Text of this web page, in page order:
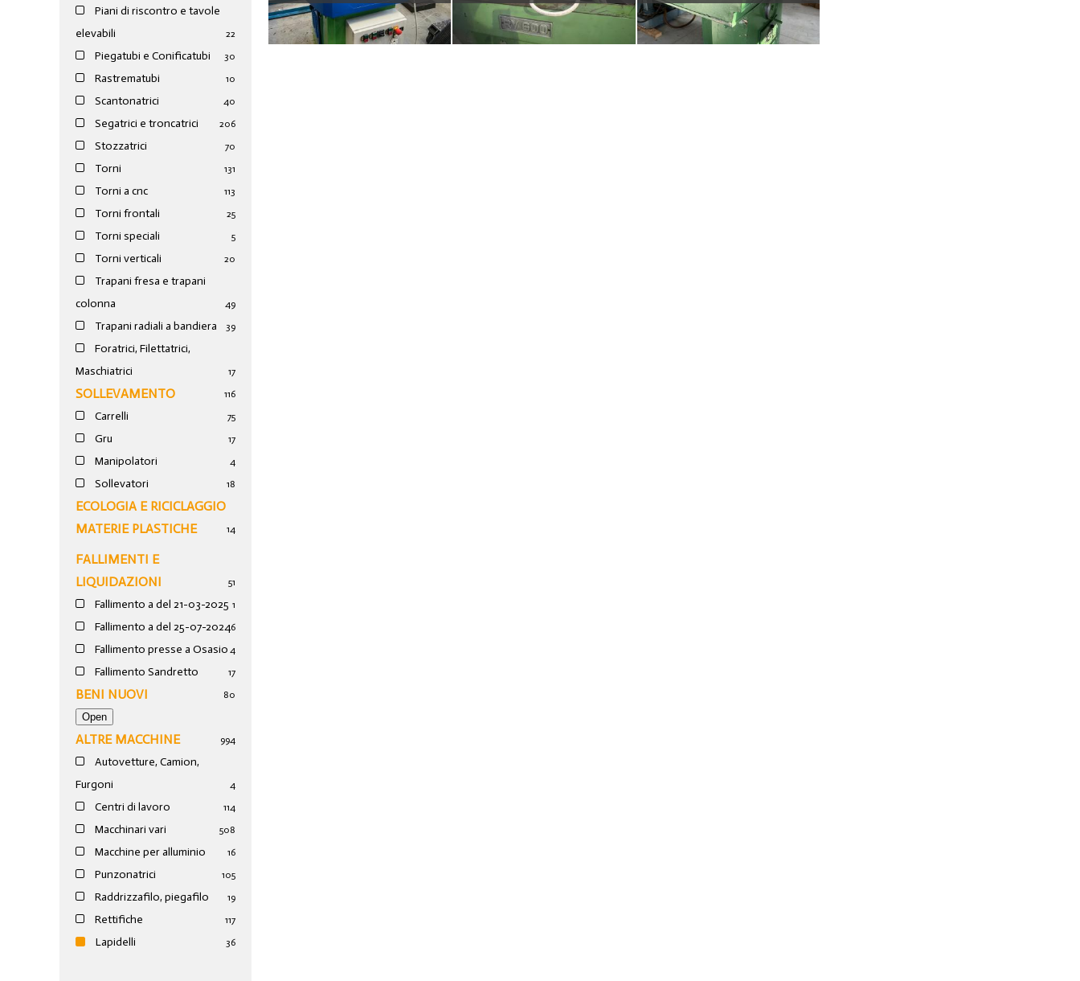
Piani di riscontro e tavole
elevabili
22
Piegatubi e Conificatubi 30
Rastrematubi 10
Scantonatrici 40
Segatrici e troncatrici 206
Stozzatrici 70
Torni 131
Torni a cnc 113
Torni frontali 25
Torni speciali 5
Torni verticali 20
Trapani fresa e trapani
colonna
49
Trapani radiali a bandiera 39
Foratrici, Filettatrici,
Maschiatrici
17
SOLLEVAMENTO 116
Carrelli 75
Gru 17
Manipolatori 4
Sollevatori 18
ECOLOGIA E RICICLAGGIO
MATERIE PLASTICHE
14
FALLIMENTI E
LIQUIDAZIONI
51
Fallimento a del 21-03-2025 1
Fallimento a del 25-07-20246
Fallimento presse a Osasio 4
Fallimento Sandretto 17
BENI NUOVI 80
ALTRE MACCHINE 994
Autovetture, Camion,
Furgoni
4
Centri di lavoro 114
Macchinari vari 508
Macchine per alluminio 16
Punzonatrici 105
Raddrizzafilo, piegafilo 19
Rettifiche 117
Lapidelli 36
USATO